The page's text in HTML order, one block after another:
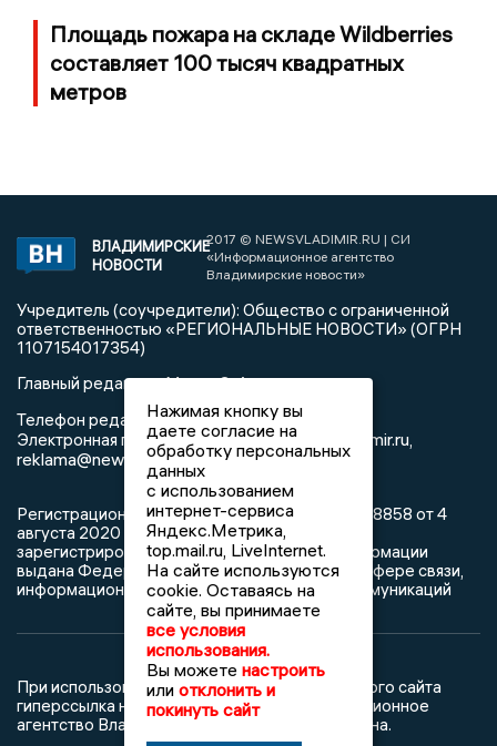
Площадь пожара на складе Wildberries
составляет 100 тысяч квадратных
метров
ВЛАДИМИРСКИЕ
НОВОСТИ
2017 © NEWSVLADIMIR.RU | СИ
«Информационное агентство
Владимирские новости»
Учредитель (соучредители): Общество с ограниченной
ответственностью «РЕГИОНАЛЬНЫЕ НОВОСТИ» (ОГРН
1107154017354)
Главный редактор: Мазов С. А.
Телефон редакции:8 (4922) 666916
Электронная почта редакции:info@newsvladimir.ru
reklama@newsvladimir.ru
Регистрационный номер: серия Эл № ФС77-78858 от 4
августа 2020 г. согласно выписке из реестра
зарегистрированных средств массовой информации
выдана Федеральной службой по надзору в сфере связи,
информационных технологий и массовых коммуникаций
При использовании любого материала с данного сайта
гиперссылка на Сетевое издание «Информационное
агентство Владимирские новости» обязательна.
Нажимая кнопку вы
даете согласие на
обработку персональных
данных
с использованием
интернет-сервиса
Яндекс.Метрика,
top.mail.ru, LiveInternet.
На сайте используются
cookie. Оставаясь на
сайте, вы принимаете
все условия
использования.
Вы можете настроить
или отклонить и
покинуть сайт